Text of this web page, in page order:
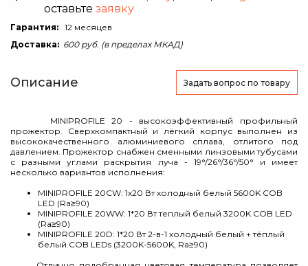
оставьте заявку
Гарантия: 12 месяцев
Доставка: 600 руб. (в пределах МКАД)
Описание Задать вопрос по товару
MINIPROFILE 20 - высокоэффективный профильный
прожектор. Сверхкомпактный и лёгкий корпус выполнен из
высококачественного алюминиевого сплава, отлитого под
давлением. Прожектор снабжен сменными линзовыми тубусами
с разными углами раскрытия луча - 19°/26°/36°/50° и имеет
несколько вариантов исполнения:
MINIPROFILE 20CW: 1х20 Вт холодный белый 5600K COB
LED (Ra≥90)
MINIPROFILE 20WW: 1*20 Вт теплый белый 3200K COB LED
(Ra≥90)
MINIPROFILE 20D: 1*20 Вт 2-в-1 холодный белый + тёплый
белый COB LEDs (3200K-5600K, Ra≥90)